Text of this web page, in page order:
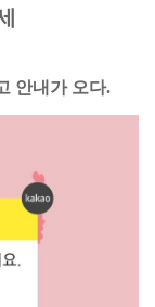
안내가 오다.